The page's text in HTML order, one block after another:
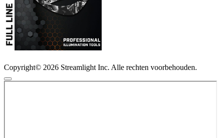
Copyright© 2026 Streamlight Inc. Alle rechten voorbehouden.